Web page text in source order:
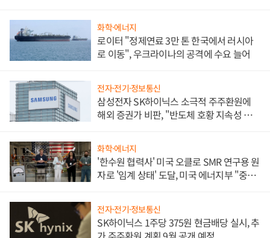
화학·에너지
로이터 "정제연료 3만 톤 한국에서 러시아
로 이동", 우크라이나의 공격에 수요 늘어
전자·전기·정보통신
삼성전자 SK하이닉스 소극적 주주환원에
해외 증권가 비판, "반도체 호황 지속성 의
화학·에너지
'한수원 협력사' 미국 오클로 SMR 연구용 원
자로 '임계 상태' 도달, 미국 에너지부 "중요
전자·전기·정보통신
SK하이닉스 1주당 375원 현금배당 실시, 추